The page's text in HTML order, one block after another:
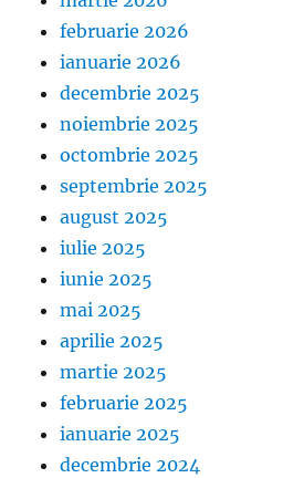
februarie 2026
ianuarie 2026
decembrie 2025
noiembrie 2025
octombrie 2025
septembrie 2025
august 2025
iulie 2025
iunie 2025
mai 2025
aprilie 2025
martie 2025
februarie 2025
ianuarie 2025
decembrie 2024